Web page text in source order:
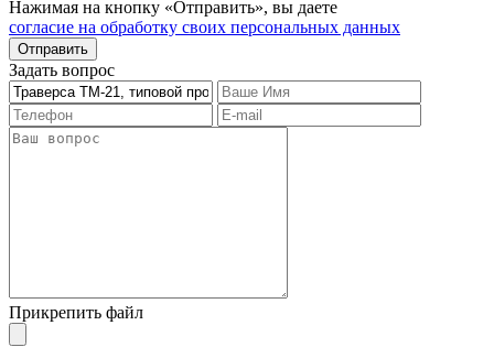
Нажимая на кнопку «Отправить», вы даете
согласие на обработку своих персональных данных
Отправить
Задать вопрос
Прикрепить файл